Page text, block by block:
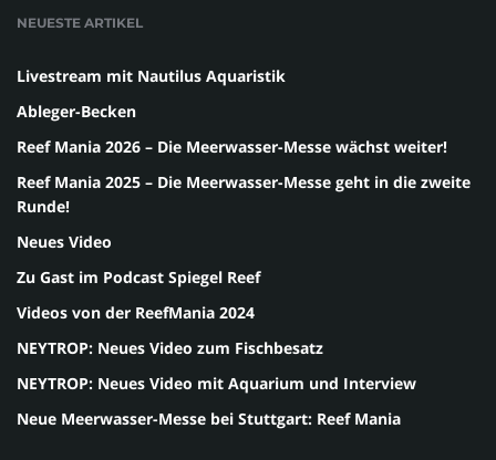
NEUESTE ARTIKEL
Livestream mit Nautilus Aquaristik
Ableger-Becken
Reef Mania 2026 – Die Meerwasser-Messe wächst weiter!
Reef Mania 2025 – Die Meerwasser-Messe geht in die zweite
Runde!
Neues Video
Zu Gast im Podcast Spiegel Reef
Videos von der ReefMania 2024
NEYTROP: Neues Video zum Fischbesatz
NEYTROP: Neues Video mit Aquarium und Interview
Neue Meerwasser-Messe bei Stuttgart: Reef Mania